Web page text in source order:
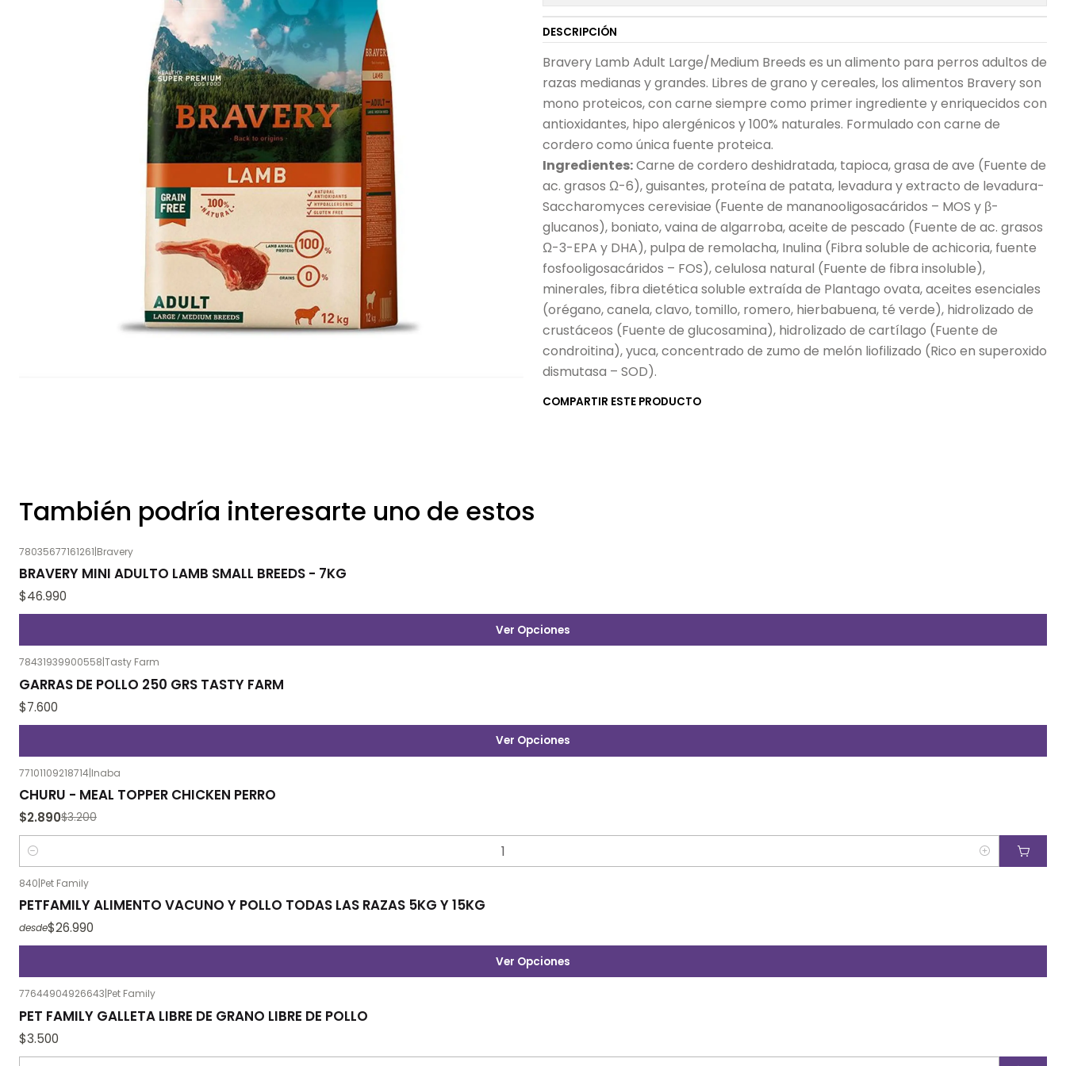
DESCRIPCIÓN
Bravery Lamb Adult Large/Medium Breeds es un alimento para perros adultos de
razas medianas y grandes. Libres de grano y cereales, los alimentos Bravery son
mono proteicos, con carne siempre como primer ingrediente y enriquecidos con
antioxidantes, hipo alergénicos y 100% naturales. Formulado con carne de
cordero como única fuente proteica.
Ingredientes:Carne de cordero deshidratada, tapioca, grasa de ave (Fuente de
ac. grasos Ω-6), guisantes, proteína de patata, levadura y extracto de levadura-
Saccharomyces cerevisiae (Fuente de mananooligosacáridos – MOS y β-
glucanos), boniato, vaina de algarroba, aceite de pescado (Fuente de ac. grasos
Ω-3-EPA y DHA), pulpa de remolacha, Inulina (Fibra soluble de achicoria, fuente
fosfooligosacáridos – FOS), celulosa natural (Fuente de fibra insoluble),
minerales, fibra dietética soluble extraída de Plantago ovata, aceites esenciales
(orégano, canela, clavo, tomillo, romero, hierbabuena, té verde), hidrolizado de
crustáceos (Fuente de glucosamina), hidrolizado de cartílago (Fuente de
condroitina), yuca, concentrado de zumo de melón liofilizado (Rico en superoxido
dismutasa – SOD).
COMPARTIR ESTE PRODUCTO
También podría interesarte uno de estos
78035677161261|Bravery
BRAVERY MINI ADULTO LAMB SMALL BREEDS - 7KG
$46.990
Ver Opciones
78431939900558|Tasty Farm
GARRAS DE POLLO 250 GRS TASTY FARM
$7.600
Ver Opciones
-10%OFF
77101109218714|Inaba
CHURU - MEAL TOPPER CHICKEN PERRO
$2.890$3.200
Cantidad
840|Pet Family
PETFAMILY ALIMENTO VACUNO Y POLLO TODAS LAS RAZAS 5KG Y 15KG
desde$26.990
Ver Opciones
77644904926643 Pet Family
PET FAMILY GALLETA LIBRE DE GRANO LIBRE DE POLLO
$3.500